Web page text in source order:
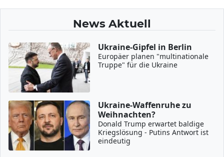
News Aktuell
Ukraine-Gipfel in Berlin
Europäer planen "multinationale
Truppe" für die Ukraine
Ukraine-Waffenruhe zu
Weihnachten?
Donald Trump erwartet baldige
Kriegslösung - Putins Antwort ist
eindeutig